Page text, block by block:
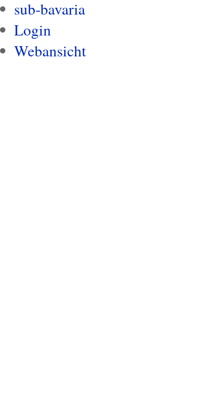
sub-bavaria
Login
Webansicht